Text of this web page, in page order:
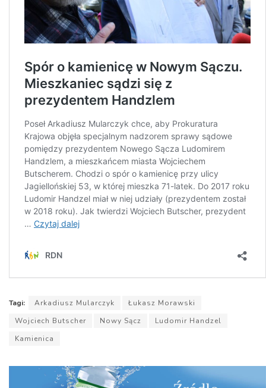
Tagi: Arkadiusz Mularczyk
Łukasz Morawski
Wojciech Butscher
Nowy Sącz
Ludomir Handzel
Kamienica